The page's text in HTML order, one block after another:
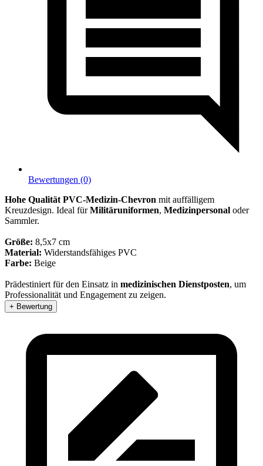
Bewertungen (0)
Hohe Qualität PVC-Medizin-Chevron mit auffälligem
Kreuzdesign. Ideal fürMilitäruniformen, Medizinpersonal oder
Sammler.
Größe: 8,5x7 cm
Material: Widerstandsfähiges PVC
Farbe: Beige
Prädestiniert für den Einsatz in medizinischen Dienstposten, um
Professionalität und Engagement zu zeigen.
+ Bewertung